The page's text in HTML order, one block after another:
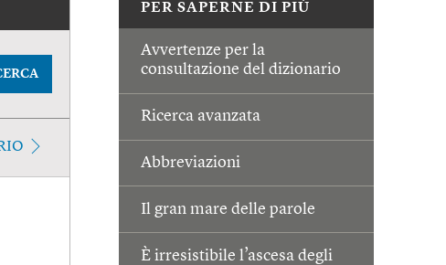
PER SAPERNE DI PIÙ
Avvertenze per la
consultazione del dizionario
Ricerca avanzata
Abbreviazioni
Il gran mare delle parole
È irresistibile l’ascesa degli